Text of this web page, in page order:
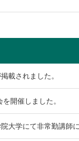
載されました。
開催しました。
大学にて非常勤講師